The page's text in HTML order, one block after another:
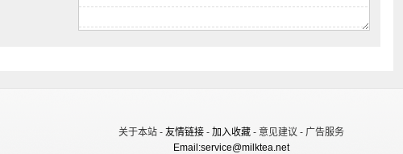
关于本站 - 友情链接 - 加入收藏 - 意见建议 - 广告服务
Email:service@milktea.net